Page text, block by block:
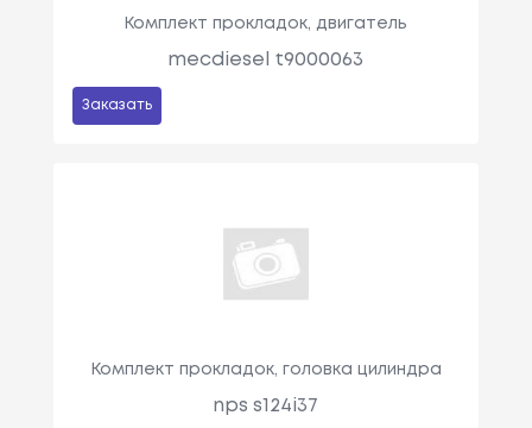
Комплект прокладок, двигатель
mecdiesel t9000063
Заказать
Комплект прокладок, головка цилиндра
nps s124i37